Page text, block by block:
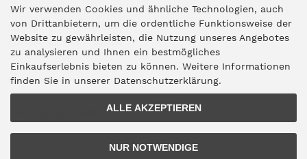
Kundengruppe
Wir verwenden Cookies und ähnliche Technologien, auch
von Drittanbietern, um die ordentliche Funktionsweise der
Website zu gewährleisten, die Nutzung unseres Angebotes
zu analysieren und Ihnen ein bestmögliches
Einkaufserlebnis bieten zu können. Weitere Informationen
finden Sie in unserer Datenschutzerklärung.
ALLE AKZEPTIEREN
NUR NOTWENDIGE